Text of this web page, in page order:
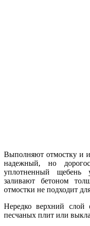
Выполняют отмостку и
надежный, но
уплотненный щебень
заливают бетоном
отмостки не подходит
Нередко верхний слой
песчаных плит или